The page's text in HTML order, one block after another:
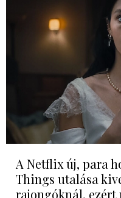
A Netflix új, para
Things utalása
rajongóknál, ezért